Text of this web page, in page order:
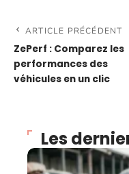
ARTICLE PRÉCÉDENT
ZePerf : Comparez les
performances des
véhicules en un clic
Les